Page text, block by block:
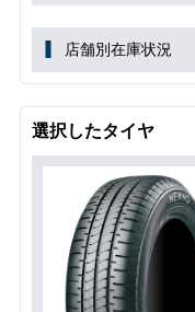
店舗別在庫状況
選択したタイヤ